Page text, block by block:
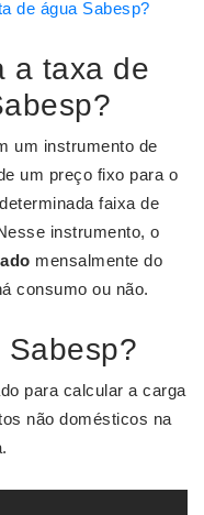
de água Sabesp?
a taxa de
um instrumento de
um preço fixo para o
faixa de
instrumento, o
mensalmente do
consumo ou não.
para calcular a carga
não domésticos na